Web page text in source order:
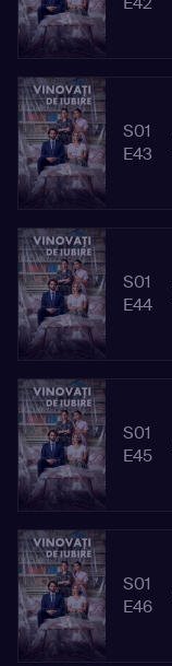
S01
E43
S01
E44
S01
E45
S01
E46